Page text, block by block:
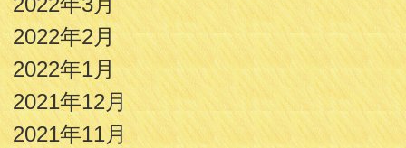
2022年2月
2022年1月
2021年12月
2021年11月